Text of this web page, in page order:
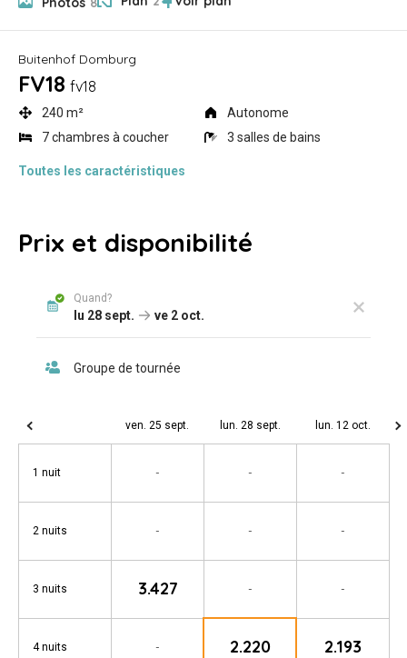
Buitenhof Domburg
FV18 fv18
240 m²
Autonome
7 chambres à coucher
3 salles de bains
Toutes les caractéristiques
Prix et disponibilité
ven. 25 sept. lun. 28 sept. lun. 12 oct.
1 nuit - - -
2 nuits - - -
3 nuits 3.427 - -
4 nuits - 2.220 2.193